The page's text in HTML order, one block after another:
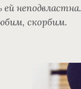
неподвластна.
скорбим.